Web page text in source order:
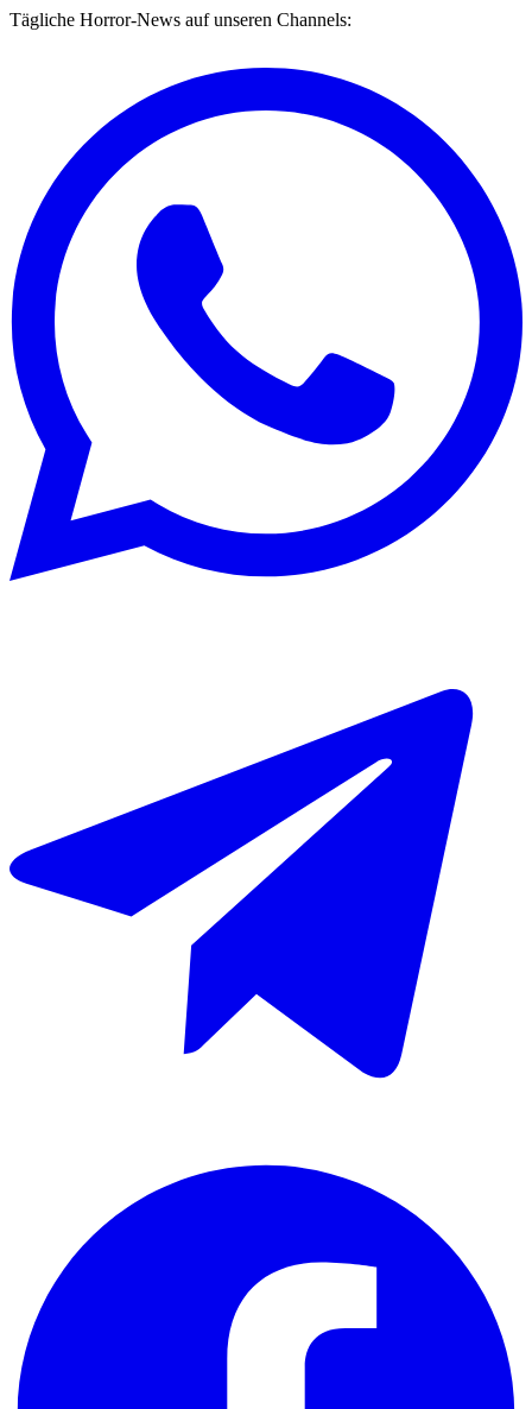
Tägliche Horror-News auf unseren Channels: